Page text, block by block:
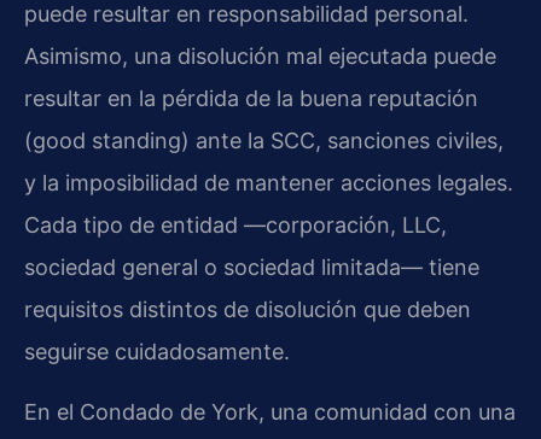
puede resultar en responsabilidad personal.
Asimismo, una disolución mal ejecutada puede
resultar en la pérdida de la buena reputación
(good standing) ante la SCC, sanciones civiles,
y la imposibilidad de mantener acciones legales.
Cada tipo de entidad —corporación, LLC,
sociedad general o sociedad limitada— tiene
requisitos distintos de disolución que deben
seguirse cuidadosamente.
En el Condado de York, una comunidad con una